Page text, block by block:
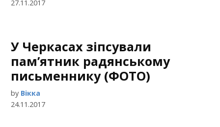
27.11.2017
У Черкасах зіпсували
пам’ятник радянському
письменнику (ФОТО)
by Вікка
24.11.2017